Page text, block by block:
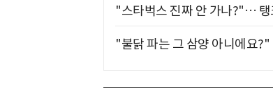
"스타벅스 진짜 안 가나?"… 탱
"불닭 파는 그 삼양 아니에요